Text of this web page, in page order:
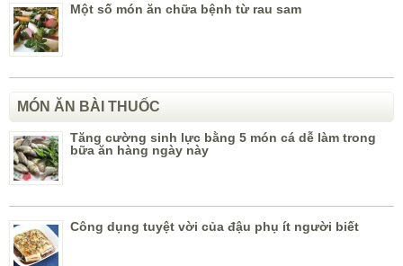
Một số món ăn chữa bệnh từ rau sam
MÓN ĂN BÀI THUỐC
Tăng cường sinh lực bằng 5 món cá dễ làm trong
bữa ăn hàng ngày này
Công dụng tuyệt vời của đậu phụ ít người biết